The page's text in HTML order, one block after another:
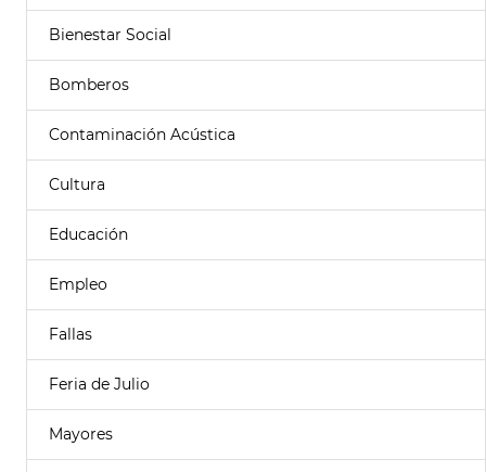
Bienestar Social
Bomberos
Contaminación Acústica
Cultura
Educación
Empleo
Fallas
Feria de Julio
Mayores